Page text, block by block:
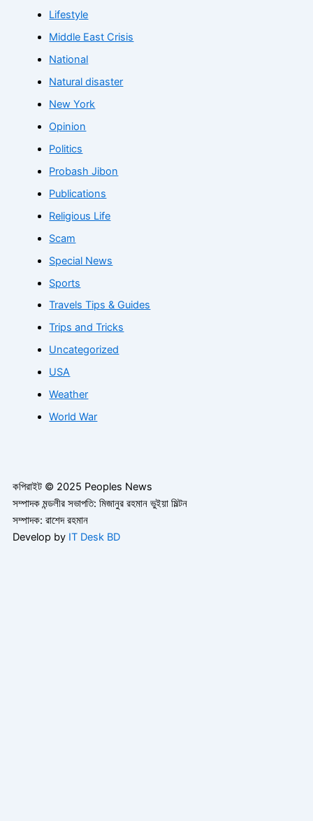
Lifestyle
Middle East Crisis
National
Natural disaster
New York
Opinion
Politics
Probash Jibon
Publications
Religious Life
Scam
Special News
Sports
Travels Tips & Guides
Trips and Tricks
Uncategorized
USA
Weather
World War
কপিরাইট © 2025 Peoples News
সম্পাদক মন্ডলীর সভাপতি: মিজানুর রহমান ভুইয়া মিল্টন
সম্পাদক: রাশেদ রহমান
Develop by IT Desk BD